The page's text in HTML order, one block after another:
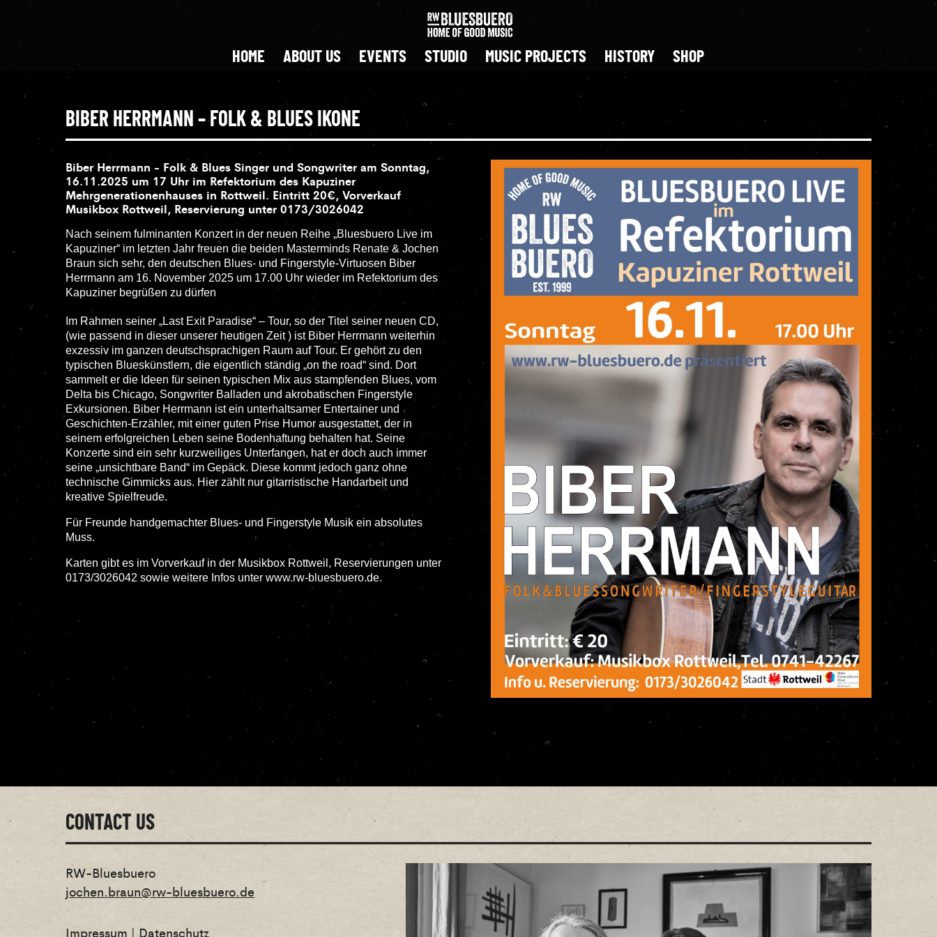
HOME ABOUT US EVENTS STUDIO MUSIC PROJECTS HISTORY SHOP
BIBER HERRMANN – FOLK & BLUES IKONE
Biber Herrmann - Folk & Blues Singer und Songwriter am Sonntag,
16.11.2025 um 17 Uhr im Refektorium des Kapuziner
Mehrgenerationenhauses in Rottweil. Eintritt 20€, Vorverkauf
Musikbox Rottweil, Reservierung unter 0173/3026042
Nach seinem fulminanten Konzert in der neuen Reihe „Bluesbuero Live im
Kapuziner“ im letzten Jahr freuen die beiden Masterminds Renate & Jochen
Braun sich sehr, den deutschen Blues- und Fingerstyle-Virtuosen Biber
Herrmann am 16. November 2025 um 17.00 Uhr wieder im Refektorium des
Kapuziner begrüßen zu dürfen
Im Rahmen seiner „Last Exit Paradise“ – Tour, so der Titel seiner neuen CD,
(wie passend in dieser unserer heutigen Zeit ) ist Biber Herrmann weiterhin
exzessiv im ganzen deutschsprachigen Raum auf Tour. Er gehört zu den
typischen Blueskünstlern, die eigentlich ständig „on the road“ sind. Dort
sammelt er die Ideen für seinen typischen Mix aus stampfenden Blues, vom
Delta bis Chicago, Songwriter Balladen und akrobatischen Fingerstyle
Exkursionen. Biber Herrmann ist ein unterhaltsamer Entertainer und
Geschichten-Erzähler, mit einer guten Prise Humor ausgestattet, der in
seinem erfolgreichen Leben seine Bodenhaftung behalten hat. Seine
Konzerte sind ein sehr kurzweiliges Unterfangen, hat er doch auch immer
seine „unsichtbare Band“ im Gepäck. Diese kommt jedoch ganz ohne
technische Gimmicks aus. Hier zählt nur gitarristische Handarbeit und
kreative Spielfreude.
Für Freunde handgemachter Blues- und Fingerstyle Musik ein absolutes
Muss.
Karten gibt es im Vorverkauf in der Musikbox Rottweil, Reservierungen unter
0173/3026042 sowie weitere Infos unter www.rw-bluesbuero.de.
CONTACT US
RW-Bluesbuero
jochen.braun@rw-bluesbuero.de
Impressum | Datenschutz